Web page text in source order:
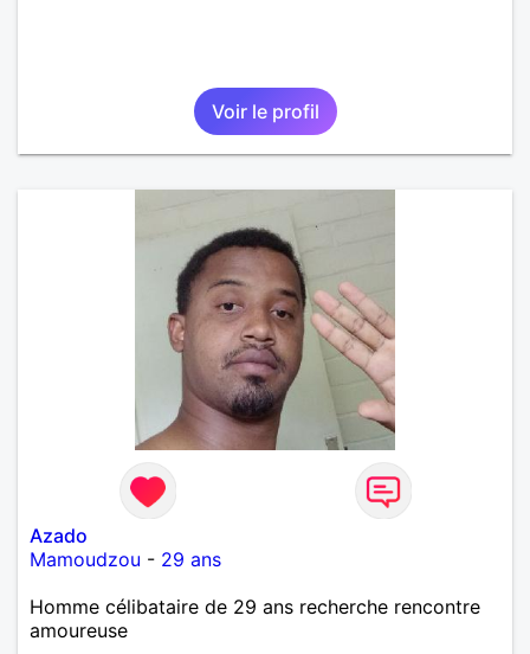
Voir le profil
Azado
Mamoudzou - 29 ans
Homme célibataire de 29 ans recherche rencontre
amoureuse